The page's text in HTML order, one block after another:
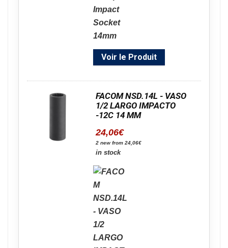
Voir le Produit
FACOM NSD.14L - VASO
1/2 LARGO IMPACTO
-12C 14 MM
24,06€
2 new from 24,06€
in stock